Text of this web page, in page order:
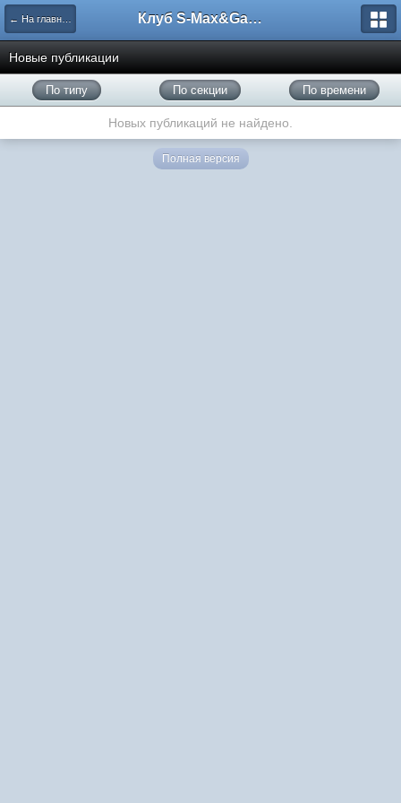
← На главную Клуб S-Max&Galaxy
Новые публикации
По типу По секции По времени
Новых публикаций не найдено.
Полная версия